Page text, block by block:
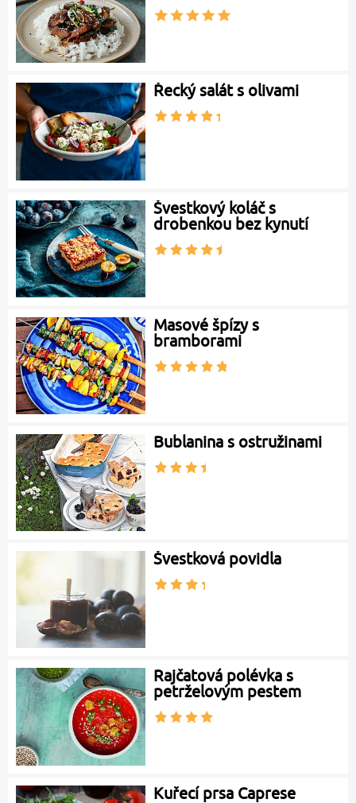
Řecký salát s olivami
Švestkový koláč s
drobenkou bez kynutí
Masové špízy s
bramborami
Bublanina s ostružinami
Švestková povidla
Rajčatová polévka s
petrželovým pestem
Kuřecí prsa Caprese